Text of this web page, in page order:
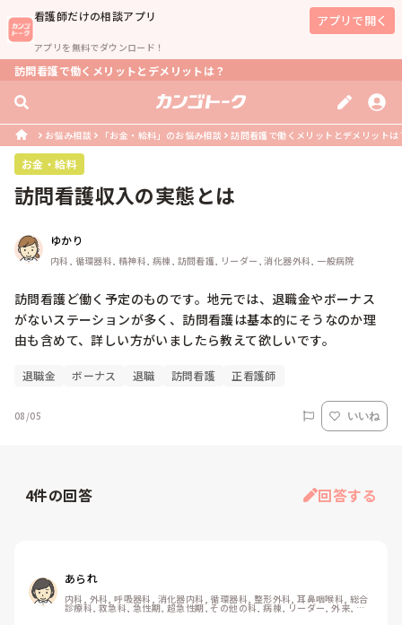
看護師だけの相談アプリ
アプリを無料でダウンロード！
アプリで開く
訪問看護で働くメリットとデメリットは？
お悩み相談 「お金・給料」のお悩み相談 訪問看護で働くメリットとデメリットは
お金・給料
訪問看護収入の実態とは
ゆかり
内科, 循環器科, 精神科, 病棟, 訪問看護, リーダー, 消化器外科, 一般病院
訪問看護ど働く予定のものです。地元では、退職金やボーナス
がないステーションが多く、訪問看護は基本的にそうなのか理
由も含めて、詳しい方がいましたら教えて欲しいです。
退職金 ボーナス 退職 訪問看護 正看護師
08/05 いいね
4件の回答 回答する
あられ
内科, 外科, 呼吸器科, 消化器内科, 循環器科, 整形外科, 耳鼻咽喉科, 総合
診療科, 救急科, 急性期, 超急性期, その他の科, 病棟, リーダー, 外来, 消
化器外科, 一般病院, 終末期, 検診・健診